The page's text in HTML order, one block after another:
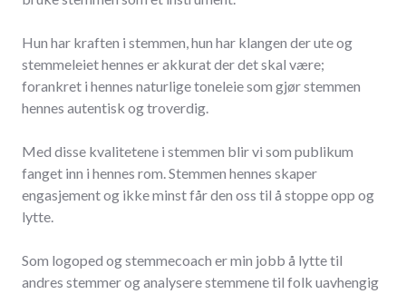
Hun har kraften i stemmen, hun har klangen der ute og
stemmeleiet hennes er akkurat der det skal være;
forankret i hennes naturlige toneleie som gjør stemmen
hennes autentisk og troverdig.
Med disse kvalitetene i stemmen blir vi som publikum
fanget inn i hennes rom. Stemmen hennes skaper
engasjement og ikke minst får den oss til å stoppe opp og
lytte.
Som logoped og stemmecoach er min jobb å lytte til
andres stemmer og analysere stemmene til folk uavhengig